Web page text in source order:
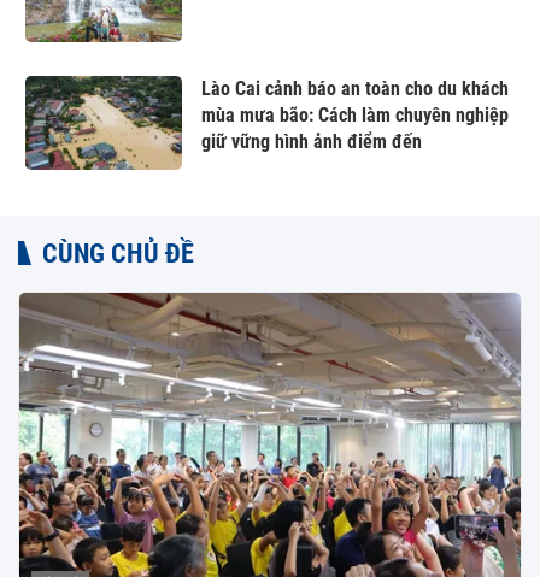
Lào Cai cảnh báo an toàn cho du khách
mùa mưa bão: Cách làm chuyên nghiệp
giữ vững hình ảnh điểm đến
CÙNG CHỦ ĐỀ